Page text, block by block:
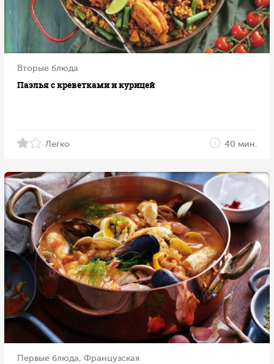
Вторые блюда
Паэлья с креветками и курицей
Легко 40 мин.
Первые блюда, Французская